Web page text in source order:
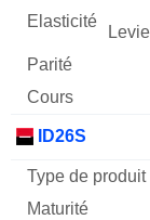
ID26S